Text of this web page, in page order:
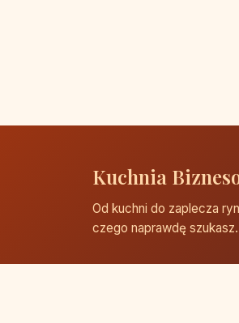
Kuchnia
Od kuchni do zaplecza
czego naprawdę szukasz.